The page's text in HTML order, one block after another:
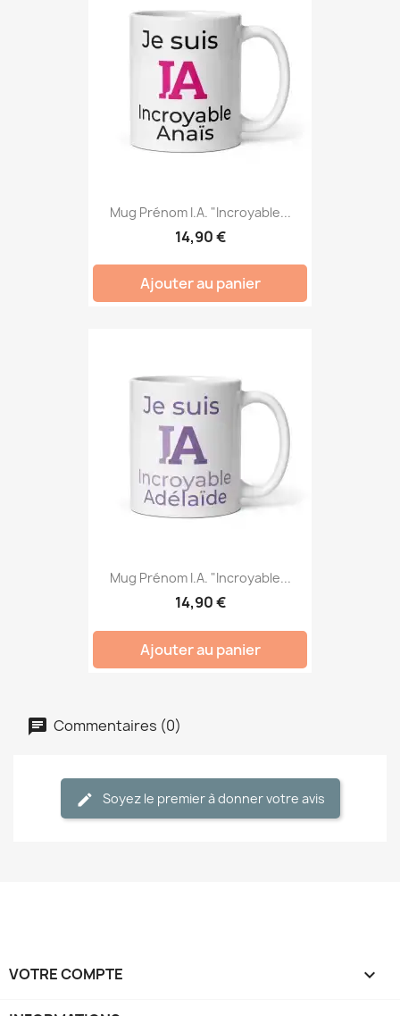
Mug Prénom I.A. "Incroyable...
14,90 €
Ajouter au panier
Mug Prénom I.A. "Incroyable...
14,90 €
Ajouter au panier
Commentaires (0)
Soyez le premier à donner votre avis
VOTRE COMPTE 